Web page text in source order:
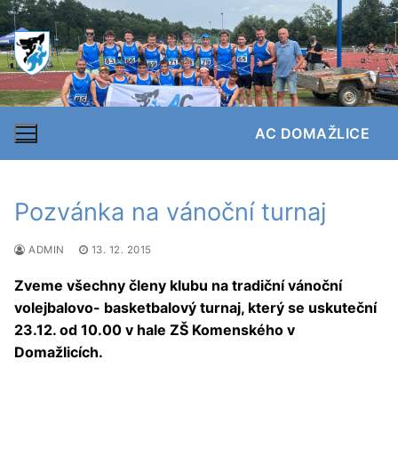
Přeskočit
na
obsah
AC DOMAŽLICE
Pozvánka na vánoční turnaj
ADMIN 13. 12. 2015
Zveme všechny členy klubu na tradiční vánoční
volejbalovo- basketbalový turnaj, který se uskuteční
23.12. od 10.00 v hale ZŠ Komenského v
Domažlicích.